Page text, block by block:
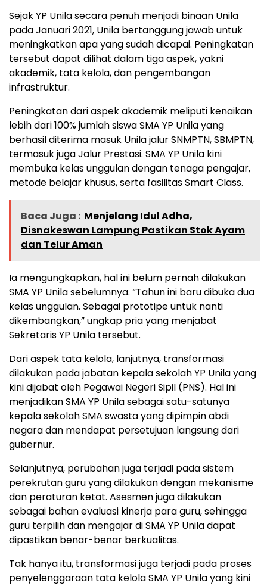
Sejak YP Unila secara penuh menjadi binaan Unila
pada Januari 2021, Unila bertanggung jawab untuk
meningkatkan apa yang sudah dicapai. Peningkatan
tersebut dapat dilihat dalam tiga aspek, yakni
akademik, tata kelola, dan pengembangan
infrastruktur.
Peningkatan dari aspek akademik meliputi kenaikan
lebih dari 100% jumlah siswa SMA YP Unila yang
berhasil diterima masuk Unila jalur SNMPTN, SBMPTN,
termasuk juga Jalur Prestasi. SMA YP Unila kini
membuka kelas unggulan dengan tenaga pengajar,
metode belajar khusus, serta fasilitas Smart Class.
Baca Juga : Menjelang Idul Adha,
Disnakeswan Lampung Pastikan Stok Ayam
dan Telur Aman
Ia mengungkapkan, hal ini belum pernah dilakukan
SMA YP Unila sebelumnya. “Tahun ini baru dibuka dua
kelas unggulan. Sebagai prototipe untuk nanti
dikembangkan,” ungkap pria yang menjabat
Sekretaris YP Unila tersebut.
Dari aspek tata kelola, lanjutnya, transformasi
dilakukan pada jabatan kepala sekolah YP Unila yang
kini dijabat oleh Pegawai Negeri Sipil (PNS). Hal ini
menjadikan SMA YP Unila sebagai satu-satunya
kepala sekolah SMA swasta yang dipimpin abdi
negara dan mendapat persetujuan langsung dari
gubernur.
Selanjutnya, perubahan juga terjadi pada sistem
perekrutan guru yang dilakukan dengan mekanisme
dan peraturan ketat. Asesmen juga dilakukan
sebagai bahan evaluasi kinerja para guru, sehingga
guru terpilih dan mengajar di SMA YP Unila dapat
dipastikan benar-benar berkualitas.
Tak hanya itu, transformasi juga terjadi pada proses
penyelenggaraan tata kelola SMA YP Unila yang kini